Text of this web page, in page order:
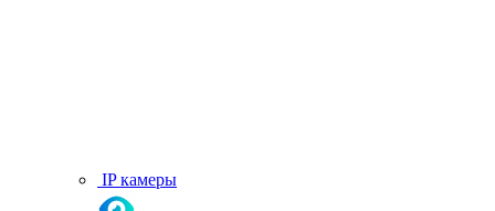
IP камеры